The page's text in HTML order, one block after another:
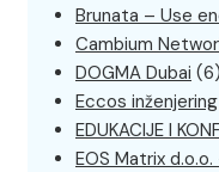
Brunata – Use
Cambium
DOGMA Dubai (6)
Eccos inženjering
EDUKACIJE I
EOS Matrix